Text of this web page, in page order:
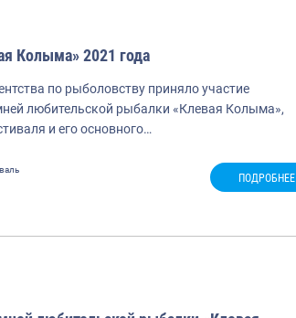
Колыма» 2021 года
по рыболовству приняло участие
любительской рыбалки «Клевая Колыма»,
и его основного…
ПОДРОБНЕЕ